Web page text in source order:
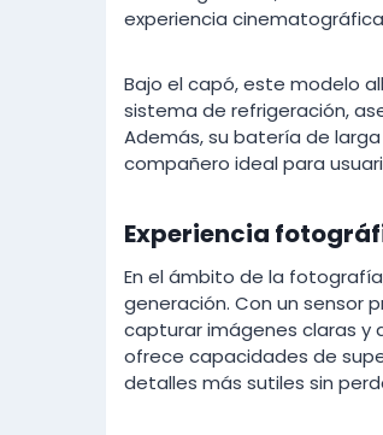
experiencia
Bajo el capó, este modelo
sistema de refrigeración,
Además, su batería de
compañero ideal para
Experiencia
En el ámbito de la
generación. Con un sensor
capturar imágenes claras y
ofrece capacidades de
detalles más sutiles sin